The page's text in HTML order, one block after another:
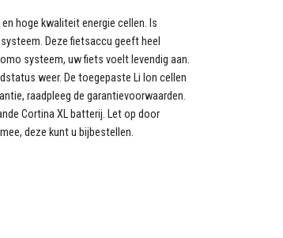
hoge kwaliteit energie cellen. Is
Deze fietsaccu geeft heel
systeem, uw fiets voelt levendig aan.
weer. De toegepaste Li Ion cellen
raadpleeg de garantievoorwaarden.
Cortina XL batterij. Let op door
deze kunt u bijbestellen.